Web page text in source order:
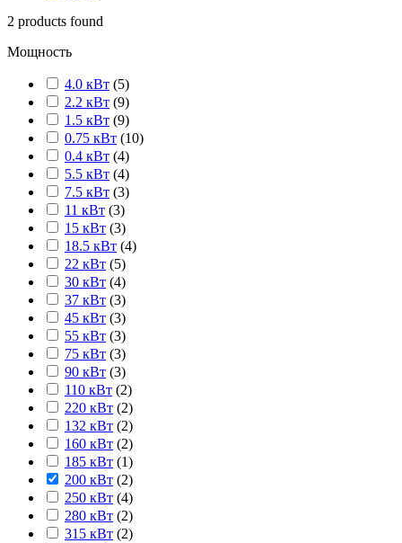
2 products found
Мощность
4.0 кВт (5)
2.2 кВт (9)
1.5 кВт (9)
0.75 кВт (10)
0.4 кВт (4)
5.5 кВт (4)
7.5 кВт (3)
11 кВт (3)
15 кВт (3)
18.5 кВт (4)
22 кВт (5)
30 кВт (4)
37 кВт (3)
45 кВт (3)
55 кВт (3)
75 кВт (3)
90 кВт (3)
110 кВт (2)
220 кВт (2)
132 кВт (2)
160 кВт (2)
185 кВт (1)
200 кВт (2)
250 кВт (4)
280 кВт (2)
315 кВт (2)